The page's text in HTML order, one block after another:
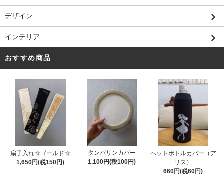
デザイン
インテリア
おすすめ商品
扇子入れ☆ゴールド☆
1,650円(税150円)
タンバリンカバー
1,100円(税100円)
ペットボトルカバー（ア
リス）
660円(税60円)